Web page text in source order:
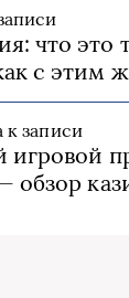
что это
с этим
к записи
игровой
обзор